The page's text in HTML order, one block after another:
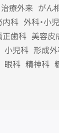
治療外来 がん
内科 外科・小
正歯科 美容皮
小児科 形成
眼科 精神科